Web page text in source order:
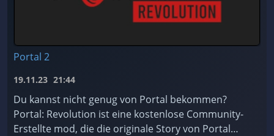
Portal 2
19.11.23 21:44
Du kannst nicht genug von Portal bekommen?
Portal: Revolution ist eine kostenlose Community-
Erstellte mod, die die originale Story von Portal